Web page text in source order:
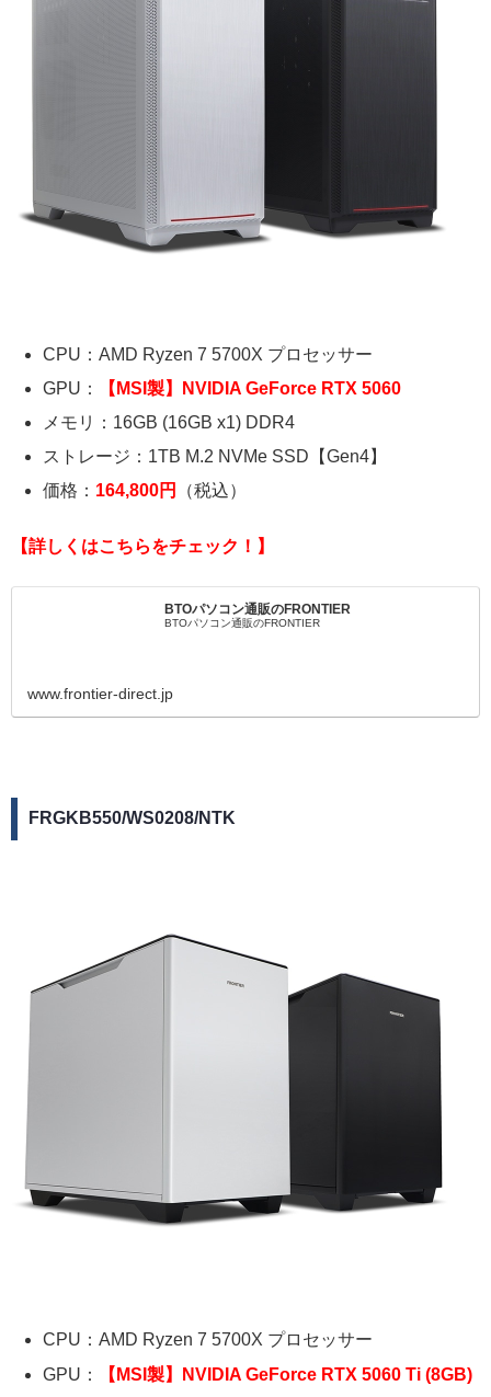
CPU：AMD Ryzen 7 5700X プロセッサー
GPU：
【MSI製】NVIDIA GeForce RTX 5060
メモリ：16GB (16GB x1) DDR4
ストレージ：1TB M.2 NVMe SSD【Gen4】
価格： 164,800円 （税込）
【詳しくはこちらをチェック！】
BTOパソコン通販のFRONTIER
BTOパソコン通販のFRONTIER
www.frontier-direct.jp
FRGKB550/WS0208/NTK
CPU：AMD Ryzen 7 5700X プロセッサー
GPU：
【MSI製】NVIDIA GeForce RTX 5060 Ti (8GB)